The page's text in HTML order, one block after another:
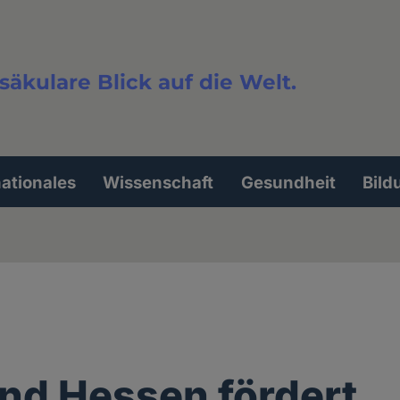
Blick auf die Welt.
Wissenschaft Gesundheit